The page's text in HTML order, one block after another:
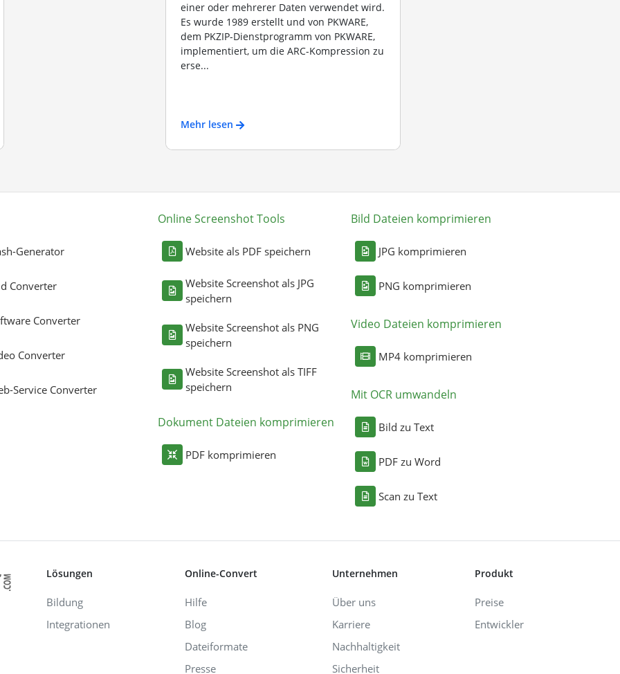
einer oder mehrerer Daten verwendet wird.
Es wurde 1989 erstellt und von PKWARE,
dem PKZIP-Dienstprogramm von PKWARE,
implementiert, um die ARC-Kompression zu
erse...
Mehr lesen
Generator
Converter
Converter
Converter
Service Converter
Online Screenshot Tools
Website als PDF speichern
Website Screenshot als JPG
speichern
Website Screenshot als PNG
speichern
Website Screenshot als TIFF
speichern
Dokument Dateien komprimieren
PDF komprimieren
Bild Dateien komprimieren
JPG komprimieren
PNG komprimieren
Video Dateien komprimieren
MP4 komprimieren
Mit OCR umwandeln
Bild zu Text
PDF zu Word
Scan zu Text
Lösungen
Bildung
Integrationen
Online-Convert
Hilfe
Blog
Dateiformate
Presse
Unternehmen
Über uns
Karriere
Nachhaltigkeit
Sicherheit
Produkt
Preise
Entwickler